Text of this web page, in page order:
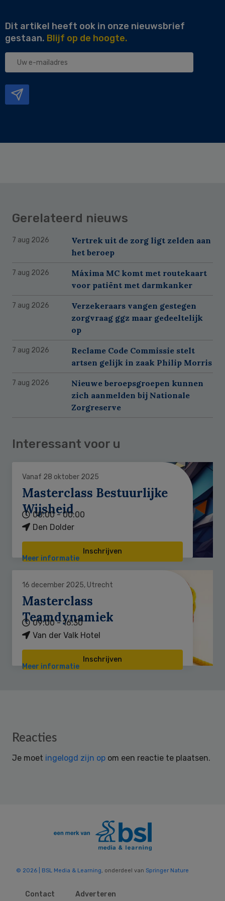
Dit artikel heeft ook in onze nieuwsbrief
gestaan. Blijf op de hoogte.
Uw
Gerelateerd nieuws
7 aug 2026
Vertrek uit de zorg ligt zelden aan
het beroep
7 aug 2026
Máxima MC komt met routekaart
voor patiënt met darmkanker
7 aug 2026
Verzekeraars vangen gestegen
zorgvraag ggz maar gedeeltelijk
op
7 aug 2026
Reclame Code Commissie stelt
artsen gelijk in zaak Philip Morris
7 aug 2026
Nieuwe beroepsgroepen kunnen
zich aanmelden bij Nationale
Zorgreserve
Interessant voor u
Vanaf 28 oktober 2025
Masterclass Bestuurlijke
Wijsheid
00:00 - 00:00
Den Dolder
Inschrijven
Meer informatie
16 december 2025, Utrecht
Masterclass
Teamdynamiek
09:00 - 16:30
Van der Valk Hotel
Inschrijven
Meer informatie
Reader
Reacties
Je moet ingelogd zijn op om een reactie te plaatsen.
© 2026 | BSL Media & Learning, onderdeel van Springer Nature
Contact Adverteren